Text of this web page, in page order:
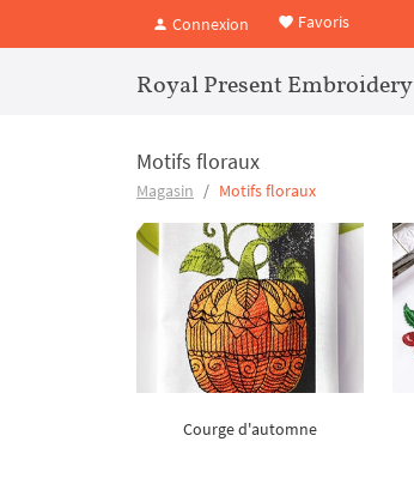
Connexion Favoris
Royal Present Embroidery
Motifs floraux
Magasin Motifs floraux
Courge d'automne